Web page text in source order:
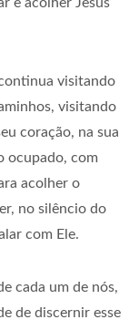
visitando
visitando
coração, na sua
ocupado, com
acolher o
no silêncio do
com Ele.
cada um de nós,
de discernir esse